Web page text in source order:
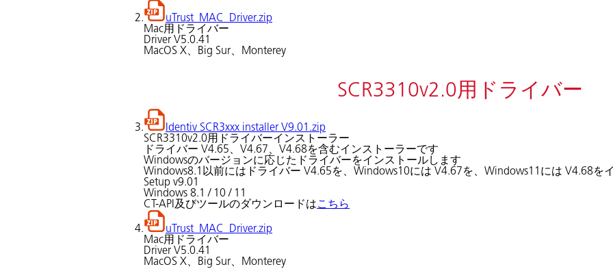
2.
uTrust_MAC_Driver.zip
Mac用ドライバー
Driver V5.0.41
MacOS X、Big Sur、Monterey
SCR3310v2.0用ドライバー
3.
Identiv SCR3xxx installer V9.01.zip
SCR3310v2.0用ドライバーインストーラー
ドライバー V4.65、V4.67、V4.68を含むインストーラーです
Windowsのバージョンに応じたドライバーをインストールします
Windows8.1以前にはドライバー V4.65を、Windows10には V4.67を、Windows11には V4.68を
Setup v9.01
Windows 8.1 / 10 / 11
CT-API及びツールのダウンロードはこちら
4.
uTrust_MAC_Driver.zip
Mac用ドライバー
Driver V5.0.41
MacOS X、Big Sur、Monterey